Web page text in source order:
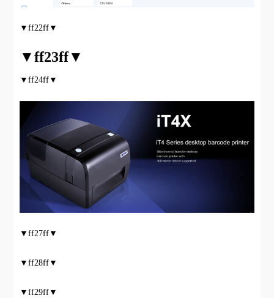
▼ff22ff▼
▼ff23ff▼
▼ff24ff▼
▼ff27ff▼
▼ff28ff▼
▼ff29ff▼